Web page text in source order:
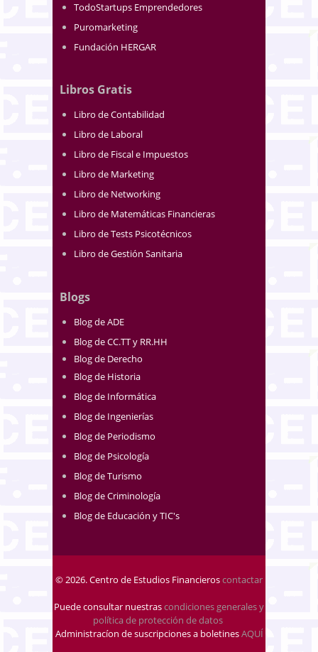
TodoStartups Emprendedores
Puromarketing
Fundación HERGAR
Libros Gratis
Libro de Contabilidad
Libro de Laboral
Libro de Fiscal e Impuestos
Libro de Marketing
Libro de Networking
Libro de Matemáticas Financieras
Libro de Tests Psicotécnicos
Libro de Gestión Sanitaria
Blogs
Blog de ADE
Blog de CC.TT y RR.HH
Blog de Derecho
Blog de Historia
Blog de Informática
Blog de Ingenierías
Blog de Periodismo
Blog de Psicología
Blog de Turismo
Blog de Criminología
Blog de Educación y TIC's
© 2026. Centro de Estudios Financieroscontactar
Puede consultar nuestrascondiciones generales y
política de protección de datos
Administracíon de suscripciones a boletinesAQUÍ